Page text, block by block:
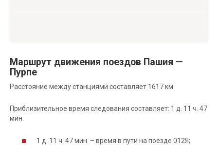
Маршрут движения поездов Пашия —
Пурпе
Расстояние между станциями составляет 1617 км.
Приблизительное время следования составляет: 1 д. 11 ч. 47
мин.
1 д. 11 ч. 47 мин. – время в пути на поезде 012Я;